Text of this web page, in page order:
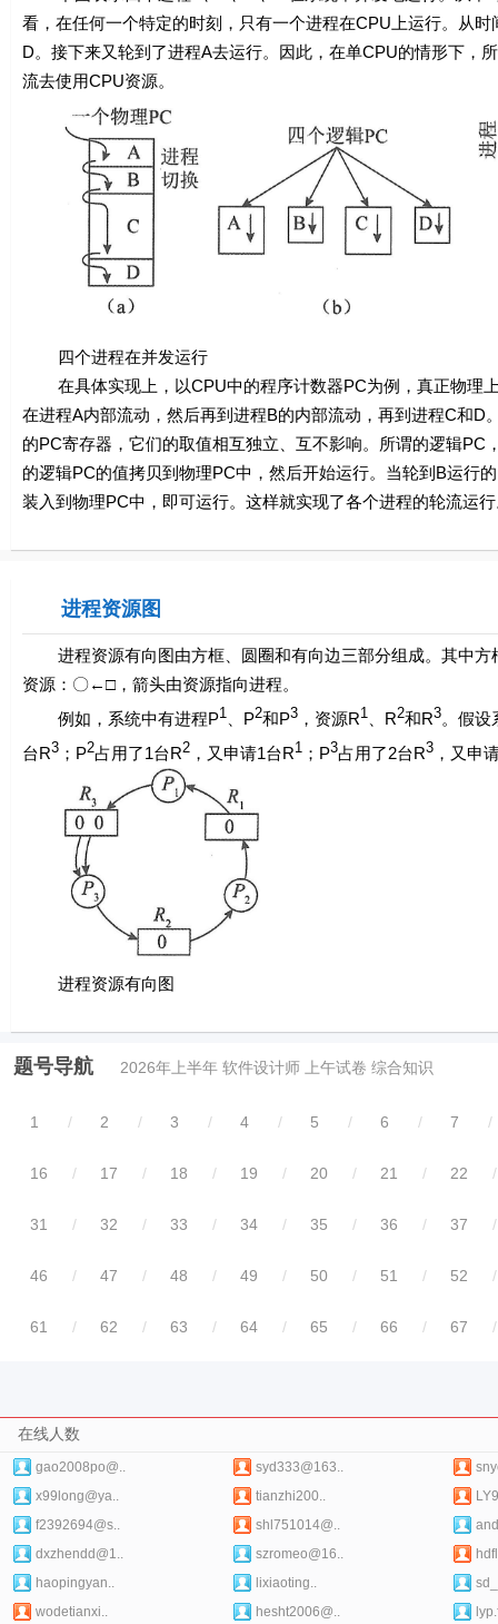
看，在任何一个特定的时刻，只有一个进程在CPU上运行。从
D。接下来又轮到了进程A去运行。因此，在单CPU的情形下，
流去使用CPU资源。
四个进程在并发运行
在具体实现上，以CPU中的程序计数器PC为例，真正物理
在进程A内部流动，然后再到进程B的内部流动，再到进程C和D
的PC寄存器，它们的取值相互独立、互不影响。所谓的逻辑
的逻辑PC的值拷贝到物理PC中，然后开始运行。当轮到B运行
装入到物理PC中，即可运行。这样就实现了各个进程的轮流运
进程资源图
进程资源有向图由方框、圆圈和有向边三部分组成。其中方
资源：〇←□，箭头由资源指向进程。
例如，系统中有进程P1、 P2和P3，资源R1、 R2和R3。假设
台R3； P2占用了1台R2，又申请1台R1； P3占用了2台R3，又申
进程资源有向图
题号导航 2026年上半年 软件设计师 上午试卷 综合知识
1 / 2 / 3 / 4 / 5 / 6 / 7 /
16 / 17 / 18 / 19 / 20 / 21 / 22 /
31 / 32 / 33 / 34 / 35 / 36 / 37 /
46 / 47 / 48 / 49 / 50 / 51 / 52 /
61 / 62 / 63 / 64 / 65 / 66 / 67 /
在线人数
gao2008po@.. syd333@163..
x99long@ya..
tianzhi200..
f2392694@s..
shl751014@..
dxzhendd@1..
szromeo@16..
haopingyan..
lixiaoting..
wodetianxi..
hesht2006@..